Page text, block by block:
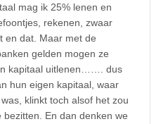
mag ik 25% lenen en
rekenen, zwaar
en dat. Maar met de
gelden mogen ze
kapitaal uitlenen……. dus
hun eigen kapitaal, waar
klinkt toch alsof het zou
En dan denken we